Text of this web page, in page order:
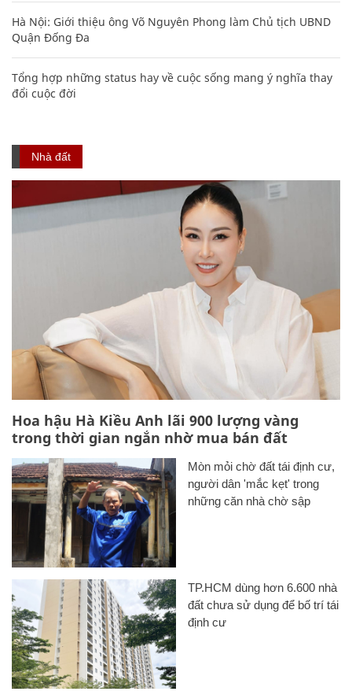
Hà Nội: Giới thiệu ông Võ Nguyên Phong làm Chủ tịch UBND
Quận Đống Đa
Tổng hợp những status hay về cuộc sống mang ý nghĩa thay
đổi cuộc đời
Nhà đất
Hoa hậu Hà Kiều Anh lãi 900 lượng vàng
trong thời gian ngắn nhờ mua bán đất
Mòn mỏi chờ đất tái định cư,
người dân 'mắc kẹt' trong
những căn nhà chờ sập
TP.HCM dùng hơn 6.600 nhà
đất chưa sử dụng để bố trí tái
định cư